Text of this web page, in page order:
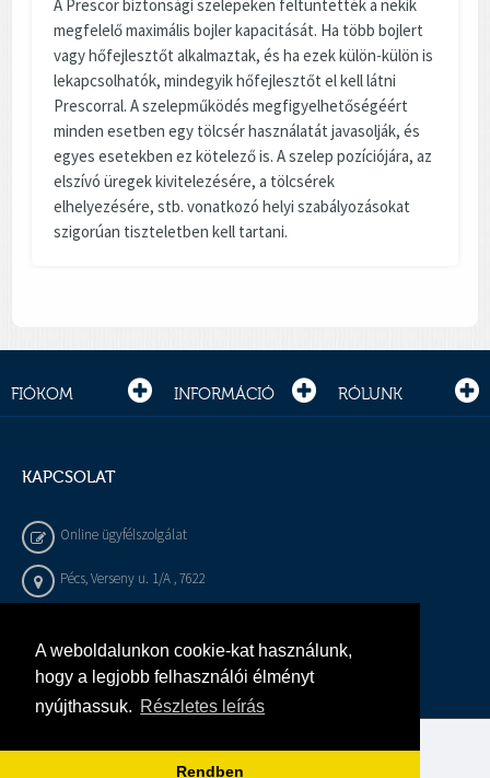
A weboldalunkon cookie-kat használunk,
hogy a legjobb felhasználói élményt
nyújthassuk. Részletes leírás
Rendben
A Prescor biztonsági szelepeken feltüntették a nekik
megfelelő maximális bojler kapacitását. Ha több bojlert
vagy hőfejlesztőt alkalmaztak, és ha ezek külön-külön is
lekapcsolhatók, mindegyik hőfejlesztőt el kell látni
Prescorral. A szelepműködés megfigyelhetőségéért
minden esetben egy tölcsér használatát javasolják, és
egyes esetekben ez kötelező is. A szelep pozíciójára, az
elszívó üregek kivitelezésére, a tölcsérek
elhelyezésére, stb. vonatkozó helyi szabályozásokat
szigorúan tiszteletben kell tartani.
FIÓKOM INFORMÁCIÓ RÓLUNK
KAPCSOLAT
Online ügyfélszolgálat
Pécs, Verseny u. 1/A , 7622
info@gepeszbolt.hu
Árukereső, a hiteles vásárlási kalauz